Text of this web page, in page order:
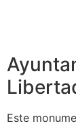
Este